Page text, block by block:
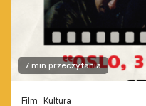
7 min przeczytania
Film Kultura